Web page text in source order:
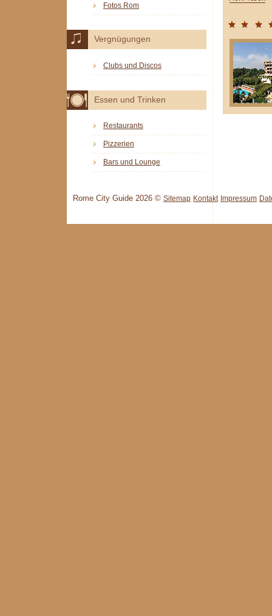
Fotos Rom
Vergnügungen
Clubs und Discos
Essen und Trinken
Restaurants
Pizzerien
Bars und Lounge
Rome City Guide 2026 © Sitemap Kontakt Impressum